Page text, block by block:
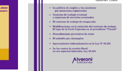
domicilio 68
de los recursos:
de los recursos 80
en el doble control